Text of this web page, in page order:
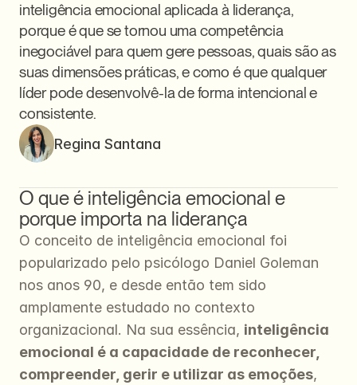
inteligência emocional aplicada à liderança,
porque é que se tornou uma competência
inegociável para quem gere pessoas, quais são as
suas dimensões práticas, e como é que qualquer
líder pode desenvolvê-la de forma intencional e
consistente.
Regina Santana
O que é inteligência emocional e
porque importa na liderança
O conceito de inteligência emocional foi
popularizado pelo psicólogo Daniel Goleman
nos anos 90, e desde então tem sido
amplamente estudado no contexto
organizacional. Na sua essência, inteligência
emocional é a capacidade de reconhecer,
compreender, gerir e utilizar as emoções,